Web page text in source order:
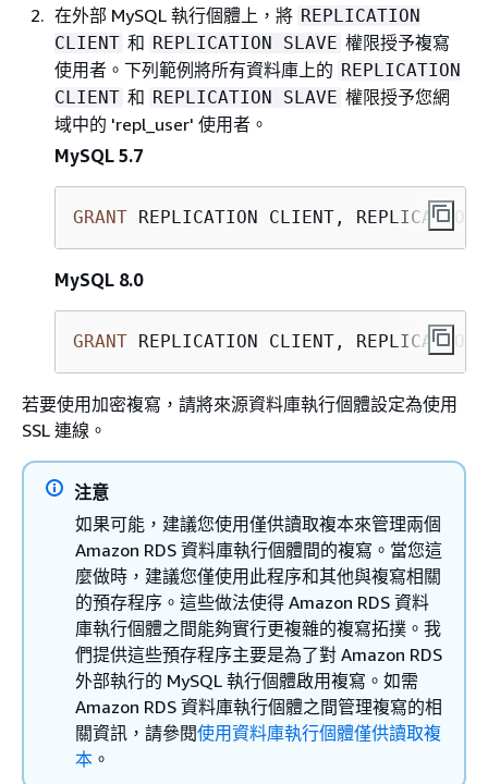
在外部 MySQL 執行個體上，將 REPLICATION
CLIENT 和 REPLICATION SLAVE 權限授予複寫
使用者。下列範例將所有資料庫上的 REPLICATION
CLIENT 和 REPLICATION SLAVE 權限授予您網
域中的 'repl_user' 使用者。
MySQL 5.7
GRANT REPLICATION CLIENT,
MySQL 8.0
GRANT REPLICATION CLIENT,
若要使用加密複寫，請將來源資料庫執行個體設定為使用
SSL 連線。
注意
如果可能，建議您使用僅供讀取複本來管理兩個
Amazon RDS 資料庫執行個體間的複寫。當您這
麼做時，建議您僅使用此程序和其他與複寫相關
的預存程序。這些做法使得 Amazon RDS 資料
庫執行個體之間能夠實行更複雜的複寫拓撲。我
們提供這些預存程序主要是為了對 Amazon RDS
外部執行的 MySQL 執行個體啟用複寫。如需
Amazon RDS 資料庫執行個體之間管理複寫的相
關資訊，請參閱使用資料庫執行個體僅供讀取複
本 。